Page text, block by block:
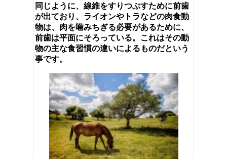
同じように、線維をすりつぶすために前歯
が出ており、ライオンやトラなどの肉食動
物は、肉を噛みちぎる必要があるために、
前歯は平面にそろっている。これはその動
物の主な食習慣の違いによるものだという
事です。